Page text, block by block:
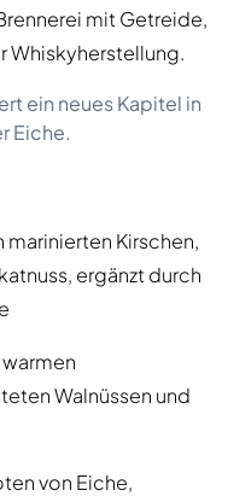
mit Getreide,
Whiskyherstellung.
ein neues Kapitel in
Eiche.
Kirschen,
ergänzt durch
Walnüssen und
von Eiche,